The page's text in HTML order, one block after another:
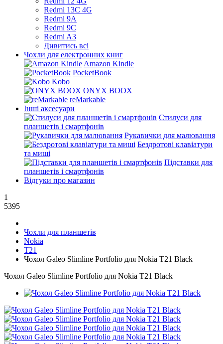
Redmi 13C 4G
Redmi 9A
Redmi 9C
Redmi A3
Дивитись всі
Чохли для електронних книг
Amazon Kindle
PocketBook
Kobo
ONYX BOOX
reMarkable
Інші аксесуари
Стилуси для
планшетів і смартфонів
Рукавички для малювання
Бездротові клавіатури
та миші
Підставки для
планшетів і смартфонів
Відгуки про магазин
1
5395
Чохли для планшетів
Nokia
T21
Чохол Galeo Slimline Portfolio для Nokia T21 Black
Чохол Galeo Slimline Portfolio для Nokia T21 Black